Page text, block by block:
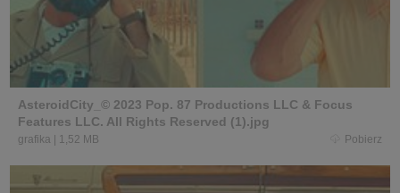
AsteroidCity_© 2023 Pop. 87 Productions LLC & Focus
Features LLC. All Rights Reserved (1).jpg
grafika 1,52 MB Pobierz